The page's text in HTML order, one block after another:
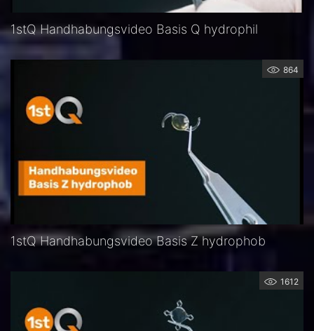
1stQ Handhabungsvideo Basis Q hydrophil
864
1stQ Handhabungsvideo Basis Z hydrophob
1612